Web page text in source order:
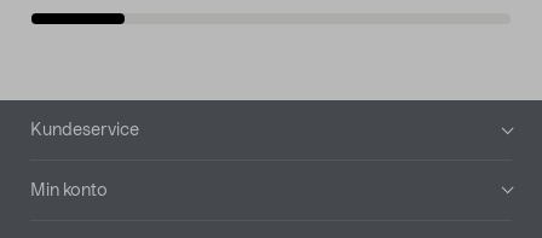
Bunntekst
Kundeservice
Min konto